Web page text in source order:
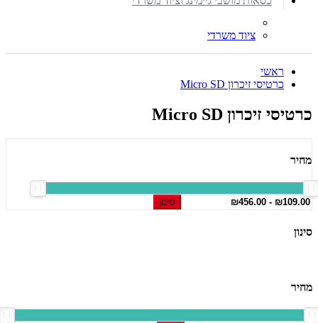
ציוד משרדי
ראשי
כרטיסי זיכרון Micro SD
כרטיסי זיכרון Micro SD
מחיר
סינון
סינון
מחיר